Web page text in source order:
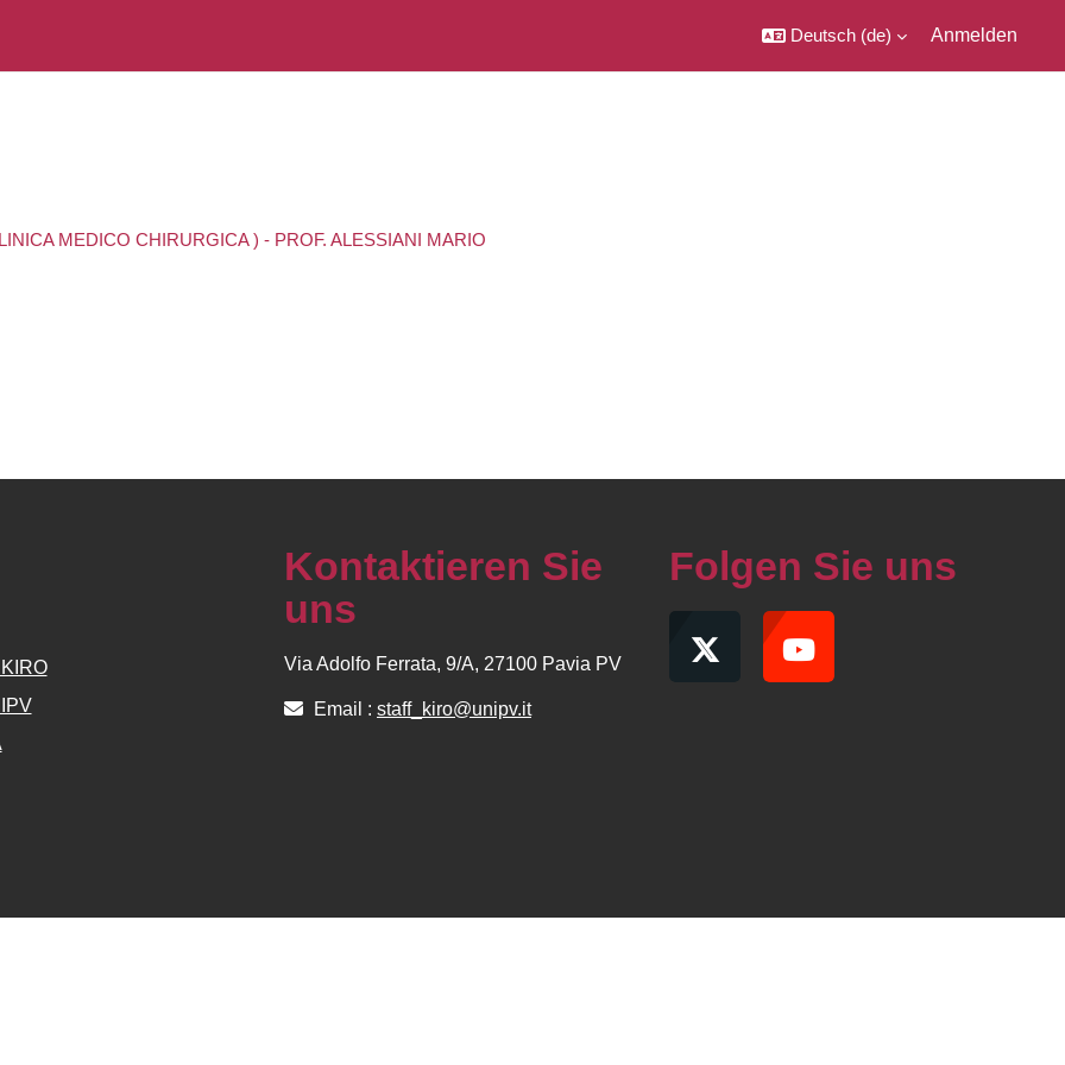
Deutsch ‎(de)‎ Anmelden
MEDICO CHIRURGICA ) - PROF. ALESSIANI MARIO
Kontaktieren Sie
uns
Via Adolfo Ferrata, 9/A, 27100 Pavia PV
Email : staff_kiro@unipv.it
Folgen Sie uns